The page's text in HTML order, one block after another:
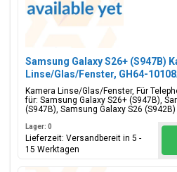
Samsung Galaxy S26+ (S947B)
Linse/Glas/Fenster, GH64-
Kamera Linse/Glas/Fenster, Für
für: Samsung Galaxy S26+ (S947B),
(S947B), Samsung Galaxy S26 (S942B)
Lager: 0
Lieferzeit: Versandbereit in 5 -
15 Werktagen